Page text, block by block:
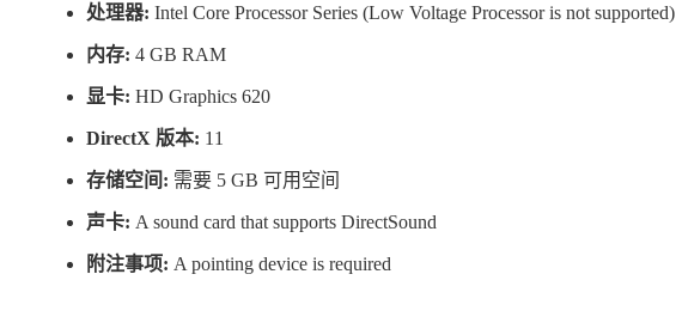
计划拯救被奇点机器驱逐的人类的老人。
他利用无人机与裘德接洽交易。
想见到父亲的少女型仿生人
黛莉拉
处理器: Intel Core Processor Series (Low Voltage Processor is not supported)
内存: 4 GB RAM
显卡: HD Graphics 620
DirectX 版本: 11
存储空间: 需要 5 GB 可用空间
声卡: A sound card that supports DirectSound
附注事项: A pointing device is required